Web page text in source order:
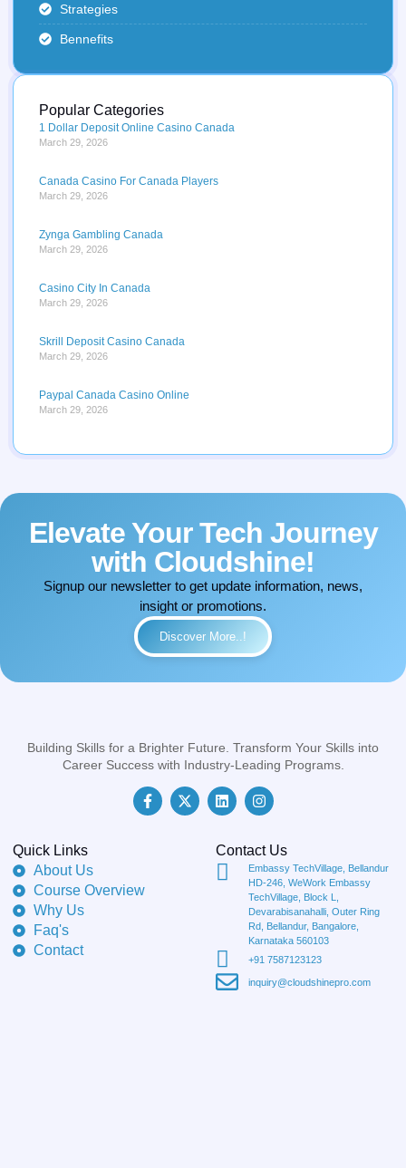
Strategies
Bennefits
Popular Categories
1 Dollar Deposit Online Casino Canada
March 29, 2026
Canada Casino For Canada Players
March 29, 2026
Zynga Gambling Canada
March 29, 2026
Casino City In Canada
March 29, 2026
Skrill Deposit Casino Canada
March 29, 2026
Paypal Canada Casino Online
March 29, 2026
Elevate Your Tech Journey
with Cloudshine!
Signup our newsletter to get update information, news,
insight or promotions.
Discover More..!
Building Skills for a Brighter Future. Transform Your Skills into
Career Success with Industry-Leading Programs.
Quick Links
About Us
Course Overview
Why Us
Faq's
Contact
Contact Us
Embassy TechVillage, Bellandur
HD-246, WeWork Embassy
TechVillage, Block L,
Devarabisanahalli, Outer Ring
Rd, Bellandur, Bangalore,
Karnataka 560103
+91 7587123123
inquiry@cloudshinepro.com